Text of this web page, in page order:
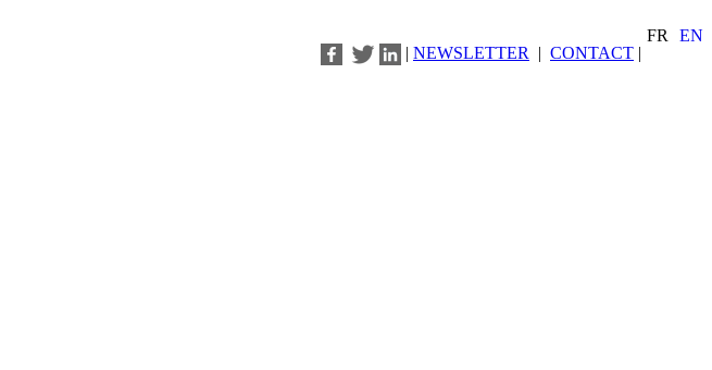
FR
EN
| NEWSLETTER | CONTACT |